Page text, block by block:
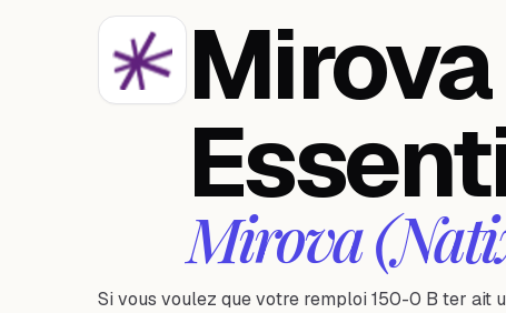
Mirova
Si vous voulez que votre remploi 150-0 B ter ait